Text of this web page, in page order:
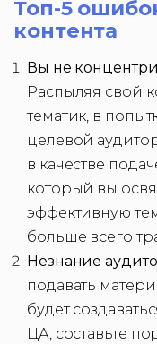
Топ-5
контента
Вы не
Распыляя свой
тематик, в
целевой
в качестве
который вы
эффективную
больше всего
Незнание
подавать
будет
ЦА, составьте